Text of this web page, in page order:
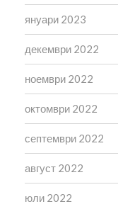
януари 2023
декември 2022
ноември 2022
октомври 2022
септември 2022
август 2022
юли 2022